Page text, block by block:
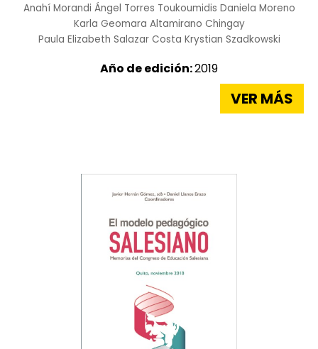
Anahí Morandi Ángel Torres Toukoumidis Daniela Moreno
Karla Geomara Altamirano Chingay
Paula Elizabeth Salazar Costa Krystian Szadkowski
Año de edición:2019
VER MÁS